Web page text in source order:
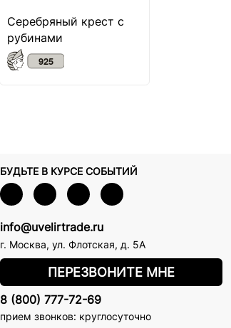
Серебряный крест с
рубинами
БУДЬТЕ В КУРСЕ СОБЫТИЙ
info@uvelirtrade.ru
г. Москва, ул. Флотская, д. 5А
ПЕРЕЗВОНИТЕ МНЕ
8 (800) 777-72-69
прием звонков: круглосуточно